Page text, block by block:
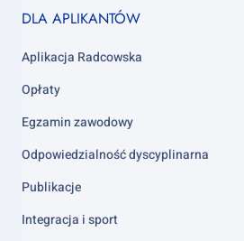
Footer
3
DLA APLIKANTÓW
Aplikacja Radcowska
Opłaty
Egzamin zawodowy
Odpowiedzialność dyscyplinarna
Publikacje
Integracja i sport